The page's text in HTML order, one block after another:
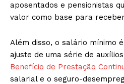
aposentados e pensionistas
valor como base para
Além disso, o salário mínimo
ajuste de uma série de
Benefício de Prestação
salarial e o seguro-